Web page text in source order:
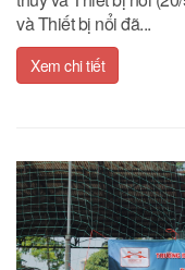
và Thiết bị nổi đã...
Xem chi tiết